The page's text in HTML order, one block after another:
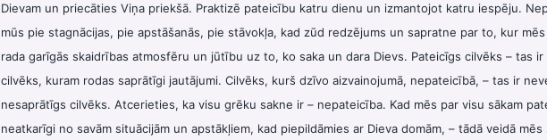
Dievam un priecāties Viņa priekšā. Praktizē pateicību katru dienu un izmantojot katru iespēju.
mūs pie stagnācijas, pie apstāšanās, pie stāvokļa, kad zūd redzējums un sapratne par to, kur
rada garīgās skaidrības atmosfēru un jūtību uz to, ko saka un dara Dievs. Pateicīgs cilvēks – tas ir
cilvēks, kuram rodas saprātīgi jautājumi. Cilvēks, kurš dzīvo aizvainojumā, nepateicībā, – tas ir
nesaprātīgs cilvēks. Atcerieties, ka visu grēku sakne ir – nepateicība. Kad mēs par visu sākam
neatkarīgi no savām situācijām un apstākļiem, kad piepildāmies ar Dieva domām, – tādā veidā mēs